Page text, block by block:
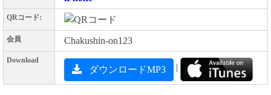
QRコード:
会員 Chakushin-on123
Download
ダウンロードMP3 |